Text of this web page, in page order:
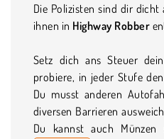
Die Polizisten sind dir dicht
ihnen in Highway Robber
Setz dich ans Steuer
probiere, in jeder Stufe
Du musst anderen
diversen Barrieren
Du kannst auch Münzen